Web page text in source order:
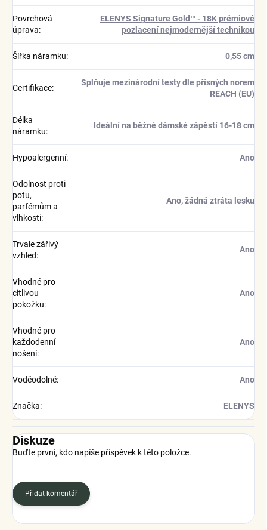
Povrchová
úprava:
ELENYS Signature Gold™ - 18K prémiové
pozlacení nejmodernější technikou
Šířka náramku: 0,55 cm
Certifikace:
Splňuje mezinárodní testy dle přísných norem
REACH (EU)
Délka
náramku:
Ideální na běžné dámské zápěstí 16-18 cm
Hypoalergenní: Ano
Odolnost proti
potu,
parfémům a
vlhkosti:
Ano, žádná ztráta lesku
Trvale zářivý
vzhled:
Ano
Vhodné pro
citlivou
pokožku:
Ano
Vhodné pro
každodenní
nošení:
Ano
Voděodolné: Ano
Značka: ELENYS
Diskuze
Buďte první, kdo napíše příspěvek k této položce.
Přidat komentář